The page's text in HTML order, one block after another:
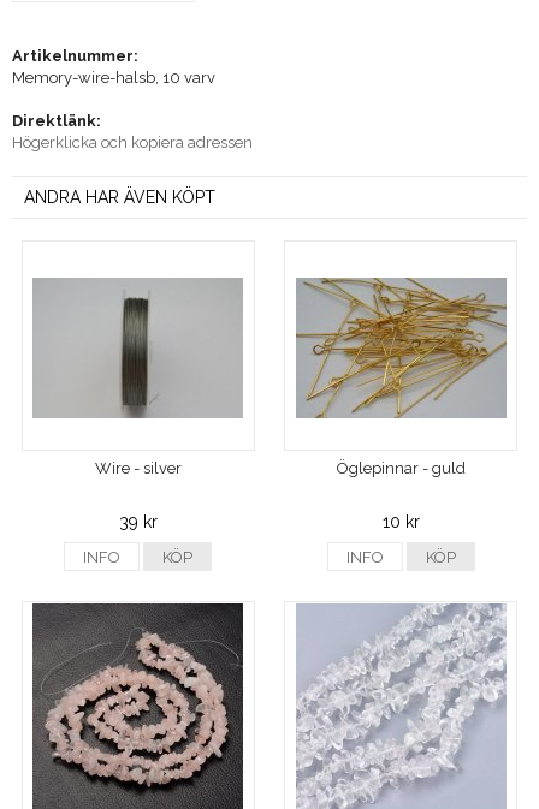
Artikelnummer:
Memory-wire-halsb, 10 varv
Direktlänk:
Högerklicka och kopiera adressen
ANDRA HAR ÄVEN KÖPT
Wire - silver
39 kr
INFO KÖP
Öglepinnar - guld
10 kr
INFO KÖP